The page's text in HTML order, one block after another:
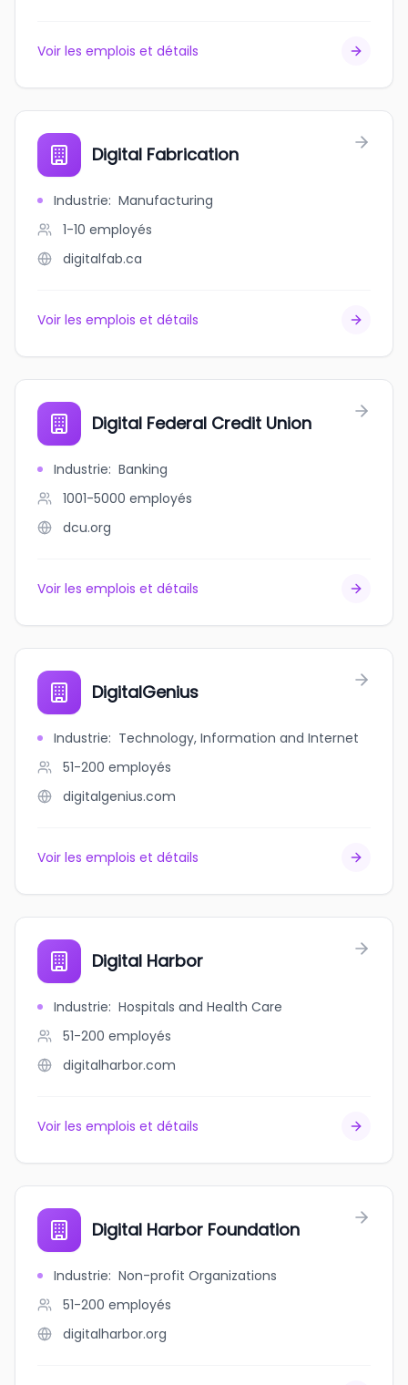
Voir les emplois et détails
Digital Fabrication
Industrie: Manufacturing
1-10 employés
digitalfab.ca
Voir les emplois et détails
Digital Federal Credit Union
Industrie: Banking
1001-5000 employés
dcu.org
Voir les emplois et détails
DigitalGenius
Industrie: Technology, Information and Internet
51-200 employés
digitalgenius.com
Voir les emplois et détails
Digital Harbor
Industrie: Hospitals and Health Care
51-200 employés
digitalharbor.com
Voir les emplois et détails
Digital Harbor Foundation
Industrie: Non-profit Organizations
51-200 employés
digitalharbor.org